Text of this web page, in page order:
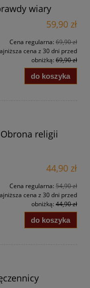
wiary
59,90 zł
Cena regularna: 69,90 zł
cena z 30 dni przed
obniżką: 69,90 zł
do koszyka
Obrona religii
44,90 zł
Cena regularna: 54,90 zł
cena z 30 dni przed
obniżką: 44,90 zł
do koszyka